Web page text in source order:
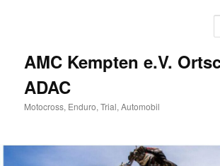
AMC Kempten e.V.
ADAC
Motocross, Enduro, Trial, Automobil